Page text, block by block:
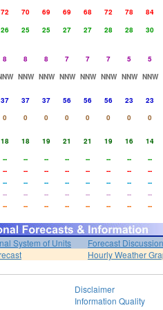
72 70 69 69 68 72 78 84
26 25 25 27 27 28 28 30
8 8 8 7 7 7 5 5
NNW NNW NNW NNW NNW NNW NNW
37 37 37 56 56 56 23 23
0 0 0 0 0 0 0 0
18 18 19 21 21 19 16 14
-- -- -- -- -- -- -- --
-- -- -- -- -- -- -- --
-- -- -- -- -- -- -- --
-- -- -- -- -- -- -- --
-- -- -- -- -- -- -- --
System of Units
Forecast Discussion
Hourly Weather
Disclaimer
Information Quality